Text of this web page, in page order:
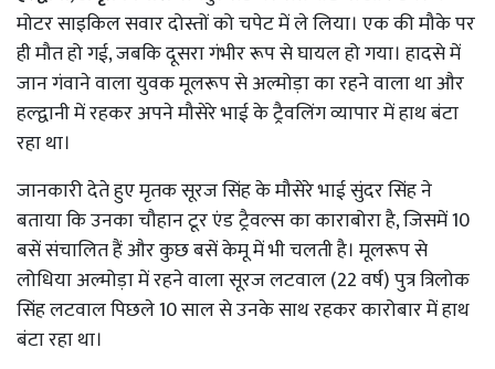
मोटर साइकिल सवार दोस्तों को चपेट में ले लिया। एक की मौके पर
ही मौत हो गई, जबकि दूसरा गंभीर रूप से घायल हो गया। हादसे में
जान गंवाने वाला युवक मूलरूप से अल्मोड़ा का रहने वाला था और
हल्द्वानी में रहकर अपने मौसेरे भाई के ट्रैवलिंग व्यापार में हाथ बंटा
रहा था।
जानकारी देते हुए मृतक सूरज सिंह के मौसेरे भाई सुंदर सिंह ने
बताया कि उनका चौहान टूर एंड ट्रैवल्स का काराबोरा है, जिसमें 10
बसें संचालित हैं और कुछ बसें केमू में भी चलती है। मूलरूप से
लोधिया अल्मोड़ा में रहने वाला सूरज लटवाल (22 वर्ष) पुत्र त्रिलोक
सिंह लटवाल पिछले 10 साल से उनके साथ रहकर कारोबार में हाथ
बंटा रहा था।